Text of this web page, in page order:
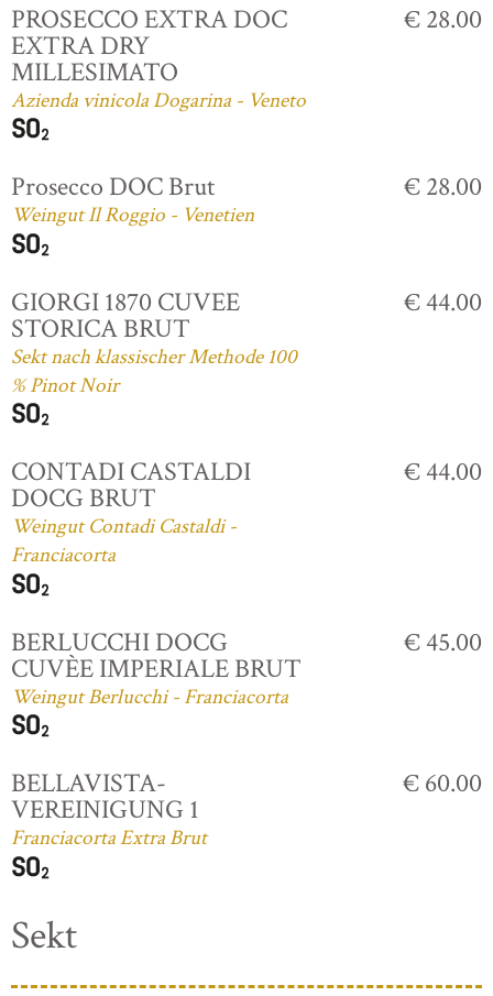
PROSECCO EXTRA DOC
EXTRA DRY
MILLESIMATO
Azienda vinicola Dogarina - Veneto
€ 28.00
Prosecco DOC Brut
Weingut Il Roggio - Venetien
€ 28.00
GIORGI 1870 CUVEE
STORICA BRUT
Sekt nach klassischer Methode 100
% Pinot Noir
€ 44.00
CONTADI CASTALDI
DOCG BRUT
Weingut Contadi Castaldi -
Franciacorta
€ 44.00
BERLUCCHI DOCG
CUVÈE IMPERIALE BRUT
Weingut Berlucchi - Franciacorta
€ 45.00
BELLAVISTA-
VEREINIGUNG 1
Franciacorta Extra Brut
€ 60.00
Sekt